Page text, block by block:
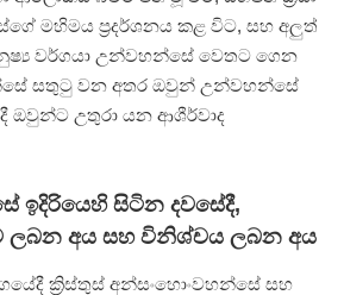
මහිමය ප්‍රදර්ශනය කළ විට, සහ අලුත්
වර්ගයා උන්වහන්සේ වෙතට ගෙන
සතුටු වන අතර ඔවුන් උන්වහන්සේ
ඔවුන්ට උතුරා යන ආශීර්වාද
ඉදිරියෙහි සිටින දවසේදී,
ලබන අය සහ විනිශ්චය ලබන අය
ක්‍රිස්තුස් අන්සංහොංවහන්සේ සහ